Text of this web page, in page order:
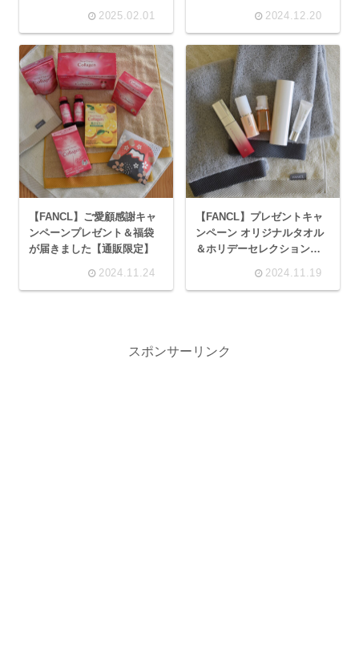
2025.02.01 2024.12.20
【FANCL】ご愛顧感謝キャ
ンペーンプレゼント＆福袋
が届きました【通販限定】
2024.11.24
【FANCL】プレゼントキャ
ンペーン オリジナルタオル
＆ホリデーセレクション
2024.11.19
スポンサーリンク